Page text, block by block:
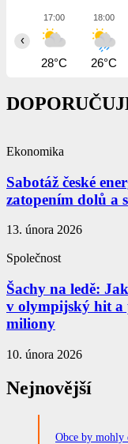
17:00
28°C
18:00
26°C
‹
Ekonomika
Sabotáž české
zatopením dolů a
13. února 2026
Společnost
Šachy na ledě:
v olympijský hit a
miliony
10. února 2026
Nejnovější
Obce by mohly